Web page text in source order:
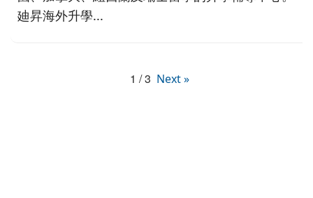
廸昇海外升學...
1 / 3 Next »